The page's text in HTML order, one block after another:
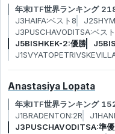
年末ITF世界ランキング
J3HAIFA:ベスト8
J3PUSCHAVODITSA:ベス
J5BISHKEK-2:優勝
Anastasiya Lopata
年末ITF世界ランキング
J1BRADENTON:2R
J3PUSCHAVODITSA:準